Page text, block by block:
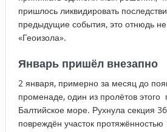
пришлось ликвидировать
предыдущие события, это отнюдь
«Геоизола».
Январь пришёл внезапно
2 января, примерно за месяц до
променаде, один из пролётов
Балтийское море. Рухнула секция
повреждён участок